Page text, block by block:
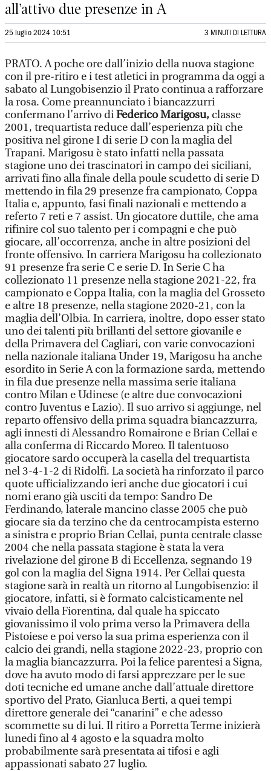
all’attivo due presenze in A
25 luglio 2024 10:51 3 MINUTI DI LETTURA
PRATO. A poche ore dall’inizio della nuova stagione
con il pre-ritiro e i test atletici in programma da oggi a
sabato al Lungobisenzio il Prato continua a rafforzare
la rosa. Come preannunciato i biancazzurri
confermano l’arrivo diFederico Marigosu, classe
2001, trequartista reduce dall’esperienza più che
positiva nel girone I di serie D con la maglia del
Trapani. Marigosu è stato infatti nella passata
stagione uno dei trascinatori in campo dei siciliani,
arrivati fino alla finale della poule scudetto di serie D
mettendo in fila 29 presenze fra campionato, Coppa
Italia e, appunto, fasi finali nazionali e mettendo a
referto 7 reti e 7 assist. Un giocatore duttile, che ama
rifinire col suo talento per i compagni e che può
giocare, all’occorrenza, anche in altre posizioni del
fronte offensivo. In carriera Marigosu ha collezionato
91 presenze fra serie C e serie D. In Serie C ha
collezionato 11 presenze nella stagione 2021-22, fra
campionato e Coppa Italia, con la maglia del Grosseto
e altre 18 presenze, nella stagione 2020-21, con la
maglia dell’Olbia. In carriera, inoltre, dopo esser stato
uno dei talenti più brillanti del settore giovanile e
della Primavera del Cagliari, con varie convocazioni
nella nazionale italiana Under 19, Marigosu ha anche
esordito in Serie A con la formazione sarda, mettendo
in fila due presenze nella massima serie italiana
contro Milan e Udinese (e altre due convocazioni
contro Juventus e Lazio). Il suo arrivo si aggiunge, nel
reparto offensivo della prima squadra biancazzurra,
agli innesti di Alessandro Romairone e Brian Cellai e
alla conferma di Riccardo Moreo. Il talentuoso
giocatore sardo occuperà la casella del trequartista
nel 3-4-1-2 di Ridolfi. La società ha rinforzato il parco
quote ufficializzando ieri anche due giocatori i cui
nomi erano già usciti da tempo: Sandro De
Ferdinando, laterale mancino classe 2005 che può
giocare sia da terzino che da centrocampista esterno
a sinistra e proprio Brian Cellai, punta centrale classe
2004 che nella passata stagione è stata la vera
rivelazione del girone B di Eccellenza, segnando 19
gol con la maglia del Signa 1914. Per Cellai questa
stagione sarà in realtà un ritorno al Lungobisenzio: il
giocatore, infatti, si è formato calcisticamente nel
vivaio della Fiorentina, dal quale ha spiccato
giovanissimo il volo prima verso la Primavera della
Pistoiese e poi verso la sua prima esperienza con il
calcio dei grandi, nella stagione 2022-23, proprio con
la maglia biancazzurra. Poi la felice parentesi a Signa,
dove ha avuto modo di farsi apprezzare per le sue
doti tecniche ed umane anche dall’attuale direttore
sportivo del Prato, Gianluca Berti, a quei tempi
direttore generale dei “canarini” e che adesso
scommette su di lui. Il ritiro a Porretta Terme inizierà
lunedi fino al 4 agosto e la squadra molto
probabilmente sarà presentata ai tifosi e agli
appassionati sabato 27 luglio.